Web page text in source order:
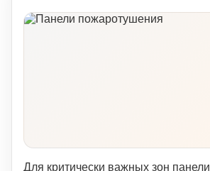
Для критически важных зон панели